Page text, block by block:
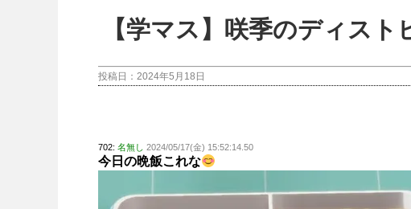
【学マス】咲季のディス
投稿日： 2024年5月18日
702: 名無し 2024/05/17(金) 15:52:14.50
今日の晩飯これな